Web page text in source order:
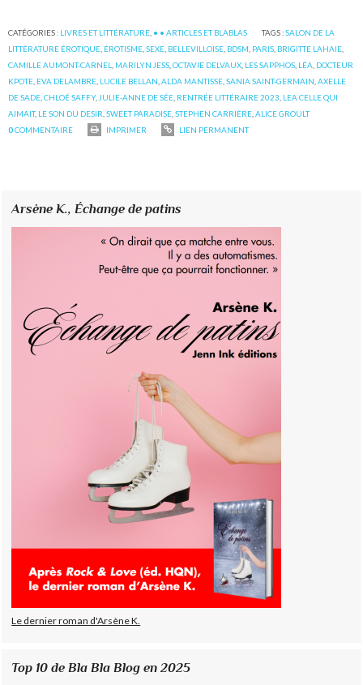
CATÉGORIES : LIVRES ET LITTÉRATURE • • ARTICLES ET BLABLAS TAGS :SALON DE LA
LITTÉRATURE ÉROTIQUE ÉROTISME ,SEXE BELLEVILLOISE BDSM PARIS BRIGITTE LAHAIE
CAMILLE AUMONT-CARNEL
MARILYN JESS ,OCTAVIE DELVAUX LES SAPPHOS LÉA DOCTEUR
KPOTE EVA DELAMBRE LUCILE BELLAN ,ALDA MANTISSE ,SANIA SAINT-GERMAIN ,AXELLE
DE SADE ,CHLOÉ SAFFY, JULIE-ANNE DE SÉE RENTRÉE LITTÉRAIRE 2023 LEA CELLE QUI
AIMAIT, LE SON DU DESIR ,SWEET PARADISE ,STEPHEN CARRIÈRE ,ALICE GROULT
0COMMENTAIRE IMPRIMER LIEN PERMANENT
Arsène K.,Échange de patins
Le dernier roman d'Arsène K.
Top 10 de Bla Bla Blog en 2025